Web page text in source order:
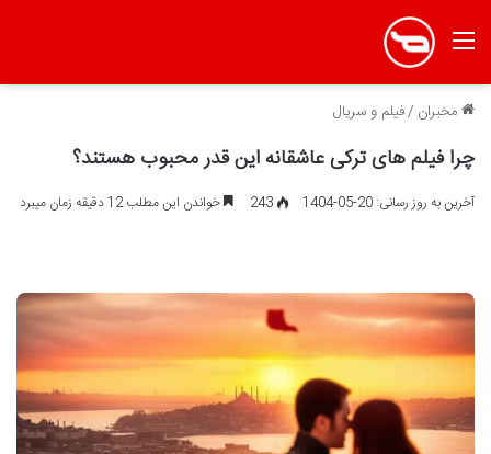
منو
مخبران /فیلم و سریال
چرا فیلم های ترکی عاشقانه این قدر محبوب هستند؟
آخرین به روز رسانی: 20-05-1404 243 خواندن این مطلب 12 دقیقه زمان میبرد